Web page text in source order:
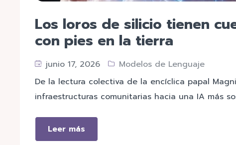
Los loros de silicio tienen
con pies en la tierra
junio 17, 2026
Modelos de Lenguaje
De la lectura colectiva de la encíclica papal
infraestructuras comunitarias hacia una IA más
Leer más